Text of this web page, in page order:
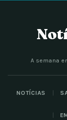
A semana
NOTÍCIAS